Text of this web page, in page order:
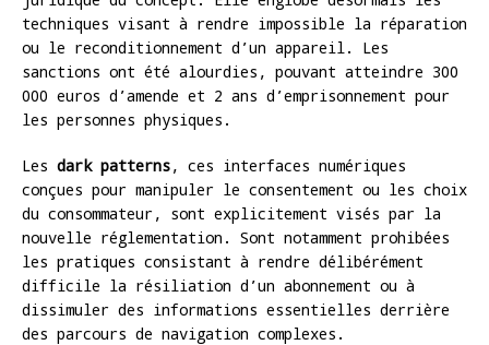
techniques visant à rendre impossible la réparation
ou le reconditionnement d’un appareil. Les
sanctions ont été alourdies, pouvant atteindre 300
000 euros d’amende et 2 ans d’emprisonnement pour
les personnes physiques.
Les dark patterns, ces interfaces numériques
conçues pour manipuler le consentement ou les choix
du consommateur, sont explicitement visés par la
nouvelle réglementation. Sont notamment prohibées
les pratiques consistant à rendre délibérément
difficile la résiliation d’un abonnement ou à
dissimuler des informations essentielles derrière
des parcours de navigation complexes.